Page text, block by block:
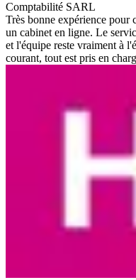
Comptabilité SARL
Très bonne expérience
un cabinet en ligne. Le
et l'équipe reste vraiment à
courant, tout est pris en